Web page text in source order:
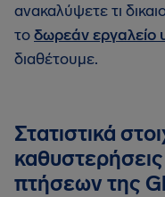
ανακαλύψετε τι
τοδωρεάν εργαλείο
διαθέτουμε.
Στατιστικά
πτήσεων της